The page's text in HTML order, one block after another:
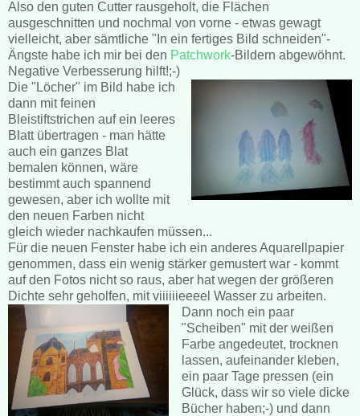
Also den guten Cutter rausgeholt, die Flächen
ausgeschnitten und nochmal von vorne - etwas gewagt
vielleicht, aber sämtliche "In ein fertiges Bild schneiden"-
Ängste habe ich mir bei den Patchwork-Bildern abgewöhnt.
Negative Verbesserung hilft!;-)
Die "Löcher" im Bild habe ich
dann mit feinen
Bleistiftstrichen auf ein leeres
Blatt übertragen - man hätte
auch ein ganzes Blat
bemalen können, wäre
bestimmt auch spannend
gewesen, aber ich wollte mit
den neuen Farben nicht
gleich wieder nachkaufen müssen...
Für die neuen Fenster habe ich ein anderes Aquarellpapier
genommen, dass ein wenig stärker gemustert war - kommt
auf den Fotos nicht so raus, aber hat wegen der größeren
Dichte sehr geholfen, mit viiiiiieeeel Wasser zu arbeiten.
Dann noch ein paar
"Scheiben" mit der weißen
Farbe angedeutet, trocknen
lassen, aufeinander kleben,
ein paar Tage pressen (ein
Glück, dass wir so viele dicke
Bücher haben;-) und dann